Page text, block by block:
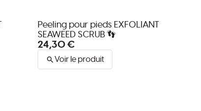
Peeling pour pieds EXFOLIANT
SEAWEED SCRUB 👣
24,30 €
Voir le produit